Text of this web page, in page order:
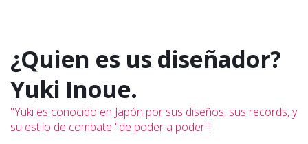
¿Quien es us diseñador?
Yuki Inoue.
"Yuki es conocido en Japón por sus diseños, sus records, y
su estilo de combate "de poder a poder"!